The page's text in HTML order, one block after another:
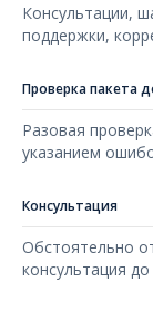
Консультации,
поддержки,
Проверка пакета
Разовая
указанием
Консультация
Обстоятельно
консультация